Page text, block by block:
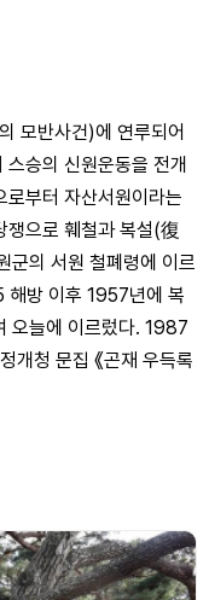
모반사건)에 연루되어
승의 신원운동을 전개
부터 자산서원이라는
쟁으로 훼철과 복설(復
의 서원 철폐령에 이르
해방 이후 1957년에 복
오늘에 이르렀다. 1987
개청 문집 《곤재 우득록